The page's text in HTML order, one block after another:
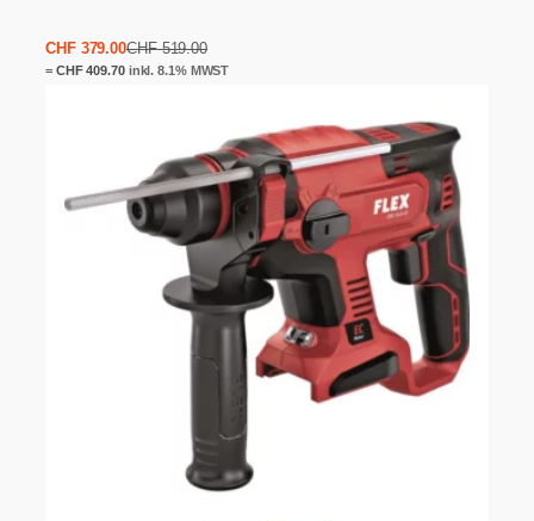
CHF519.00
Ursprünglicher
Preis
CHF379.00
Aktueller
Preis
= CHF409.70inkl. 8.1% MWST